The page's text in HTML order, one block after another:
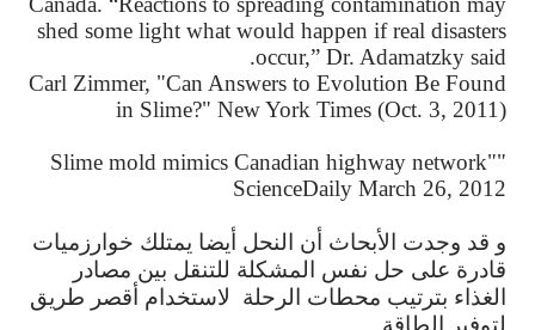
shed some light what would happen if real disasters
occur,” Dr. Adamatzky said.
Carl Zimmer, "Can Answers to Evolution Be Found
in Slime?" New York Times (Oct. 3, 2011)
"Slime mold mimics Canadian highway network"
ScienceDaily March 26, 2012
و قد وجدت الأبحاث أن النحل أيضا يمتلك خوارزميات
قادرة على حل نفس المشكلة للتنقل بين مصادر
الغذاء بترتيب محطات الرحلة لاستخدام أقصر طريق
لتوفير
الطاقة